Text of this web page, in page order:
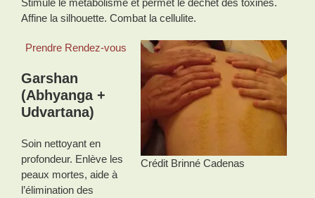
Stimule le métabolisme et permet le déchet des toxines.
Affine la silhouette. Combat la cellulite.
Crédit Brinné Cadenas
Prendre Rendez-vous
Garshan
(Abhyanga +
Udvartana)
Soin nettoyant en
profondeur. Enlève les
peaux mortes, aide à
l’élimination des